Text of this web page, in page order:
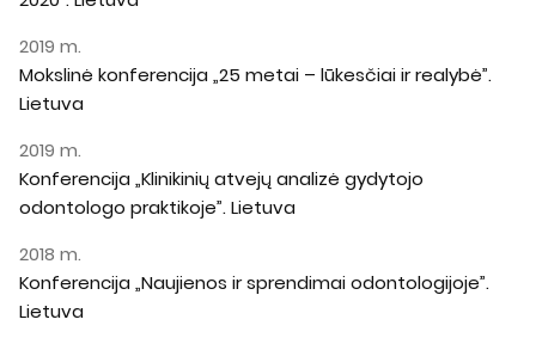
2019 m.
Mokslinė konferencija „25 metai – lūkesčiai ir realybė”.
Lietuva
2019 m.
Konferencija „Klinikinių atvejų analizė gydytojo
odontologo praktikoje”. Lietuva
2018 m.
Konferencija „Naujienos ir sprendimai odontologijoje”.
Lietuva